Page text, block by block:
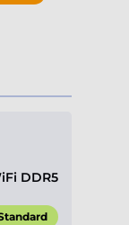
DDR5